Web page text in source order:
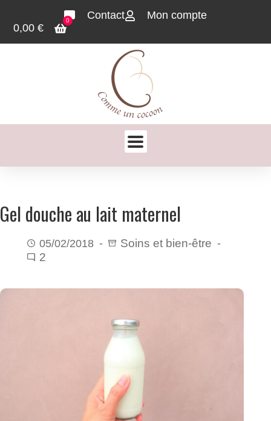
Contact
Mon compte
0,00€
0
Gel douche au lait maternel
05/02/2018
Soins et bien-être
2